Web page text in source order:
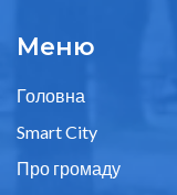
Меню
Головна
Smart City
Про громаду